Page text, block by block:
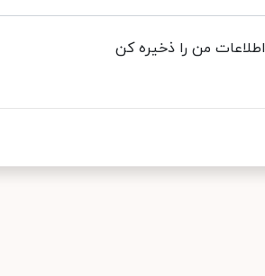
اطلاعات من را ذخیره کن